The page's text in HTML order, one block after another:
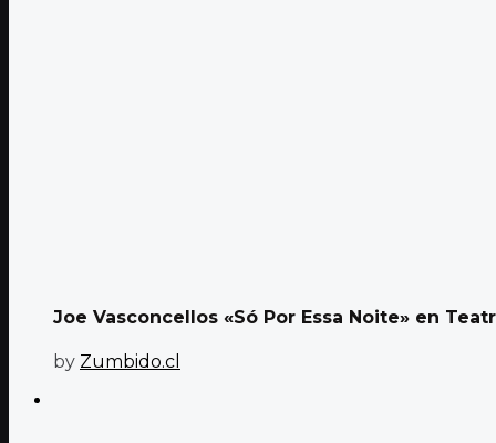
Joe Vasconcellos «Só Por Essa Noite» en
by Zumbido.cl